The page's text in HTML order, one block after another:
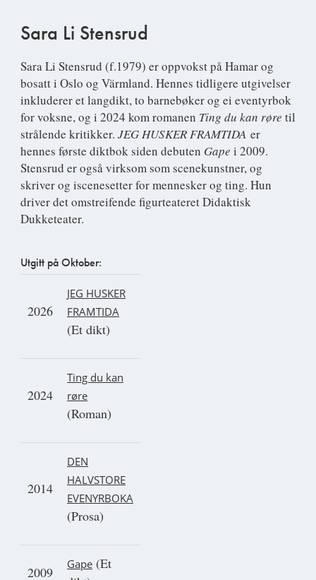
Sara Li Stensrud
Sara Li Stensrud (f.1979) er oppvokst på Hamar og
bosatt i Oslo og Värmland. Hennes tidligere utgivelser
inkluderer et langdikt, to barnebøker og ei eventyrbok
for voksne, og i 2024 kom romanen Ting du kan røre til
strålende kritikker. JEG HUSKER FRAMTIDA er
hennes første diktbok siden debuten Gape i 2009.
Stensrud er også virksom som scenekunstner, og
skriver og iscenesetter for mennesker og ting. Hun
driver det omstreifende figurteateret Didaktisk
Dukketeater.
Utgitt på Oktober:
2026
JEG HUSKER
FRAMTIDA
(Et dikt)
2024
Ting du kan
røre
(Roman)
2014
DEN
HALVSTORE
EVENYRBOKA
(Prosa)
2009 Gape (Et